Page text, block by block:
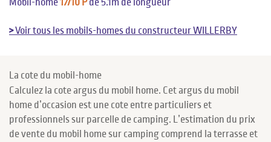
Mobil-home17/10 Pde 5.1m de longueur
>Voir tous les mobils-homes du constructeur WILLERBY
La cote du mobil-home
Calculez la cote argus du mobil home. Cet argus du mobil
home d’occasion est une cote entre particuliers et
professionnels sur parcelle de camping. L’estimation du prix
de vente du mobil home sur camping comprend la terrasse et